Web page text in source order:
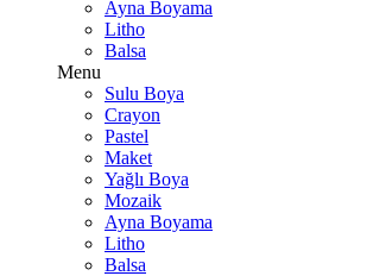
Ayna Boyama
Litho
Balsa
Menu
Sulu Boya
Crayon
Pastel
Maket
Yağlı Boya
Mozaik
Ayna Boyama
Litho
Balsa